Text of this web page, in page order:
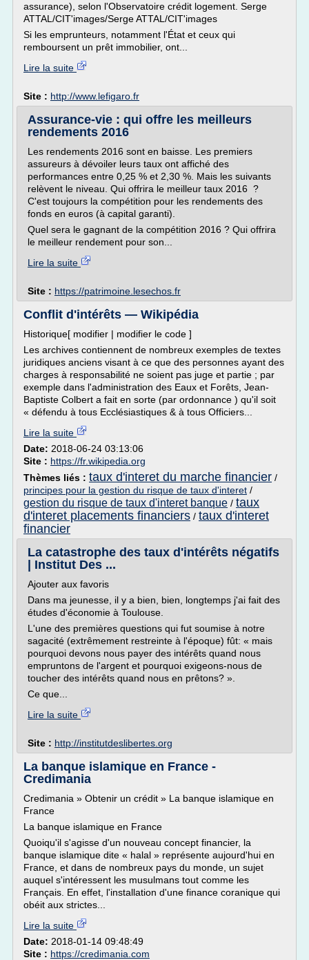
assurance), selon l'Observatoire crédit logement. Serge
ATTAL/CIT'images/Serge ATTAL/CIT'images
Si les emprunteurs, notamment l'État et ceux qui
remboursent un prêt immobilier, ont...
Lire la suite
Site : http://www.lefigaro.fr
Assurance-vie : qui offre les meilleurs
rendements 2016
Les rendements 2016 sont en baisse. Les premiers
assureurs à dévoiler leurs taux ont affiché des
performances entre 0,25 % et 2,30 %. Mais les suivants
relèvent le niveau. Qui offrira le meilleur taux 2016 ?
C'est toujours la compétition pour les rendements des
fonds en euros (à capital garanti).
Quel sera le gagnant de la compétition 2016 ? Qui offrira
le meilleur rendement pour son...
Lire la suite
Site : https://patrimoine.lesechos.fr
Conflit d'intérêts — Wikipédia
Historique[ modifier | modifier le code ]
Les archives contiennent de nombreux exemples de textes
juridiques anciens visant à ce que des personnes ayant des
charges à responsabilité ne soient pas juge et partie ; par
exemple dans l'administration des Eaux et Forêts, Jean-
Baptiste Colbert a fait en sorte (par ordonnance ) qu'il soit
« défendu à tous Ecclésiastiques & à tous Officiers...
Lire la suite
Date: 2018-06-24 03:13:06
Site : https://fr.wikipedia.org
Thèmes liés : taux d'interet du marche financier /
principes pour la gestion du risque de taux d'interet /
gestion du risque de taux d'interet banque / taux
d'interet placements financiers / taux d'interet
financier
La catastrophe des taux d'intérêts négatifs
| Institut Des ...
Ajouter aux favoris
Dans ma jeunesse, il y a bien, bien, longtemps j'ai fait des
études d'économie à Toulouse.
L'une des premières questions qui fut soumise à notre
sagacité (extrêmement restreinte à l'époque) fût: « mais
pourquoi devons nous payer des intérêts quand nous
empruntons de l'argent et pourquoi exigeons-nous de
toucher des intérêts quand nous en prêtons? ».
Ce que...
Lire la suite
Site : http://institutdeslibertes.org
La banque islamique en France -
Credimania
Credimania » Obtenir un crédit » La banque islamique en
France
La banque islamique en France
Quoiqu'il s'agisse d'un nouveau concept financier, la
banque islamique dite « halal » représente aujourd'hui en
France, et dans de nombreux pays du monde, un sujet
auquel s'intéressent les musulmans tout comme les
Français. En effet, l'installation d'une finance coranique qui
obéit aux strictes...
Lire la suite
Date: 2018-01-14 09:48:49
Site : https://credimania.com